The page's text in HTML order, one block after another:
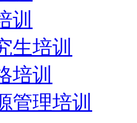
训
生培训
培训
管理培训